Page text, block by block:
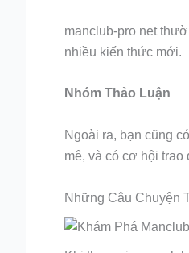
manclub-pro net
nhiều kiến thức mới.
Nhóm Thảo Luận
Ngoài ra, bạn cũng
mê, và có cơ hội
Những Câu Chuyện